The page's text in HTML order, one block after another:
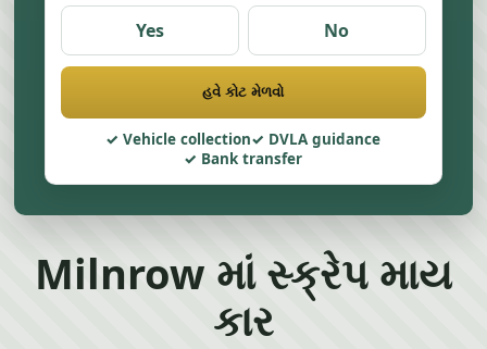
Yes No
હવે કોટ મેળવો
Vehicle collection
DVLA guidance
Bank transfer
Milnrow માં સ્ક્રેપ માય
કાર